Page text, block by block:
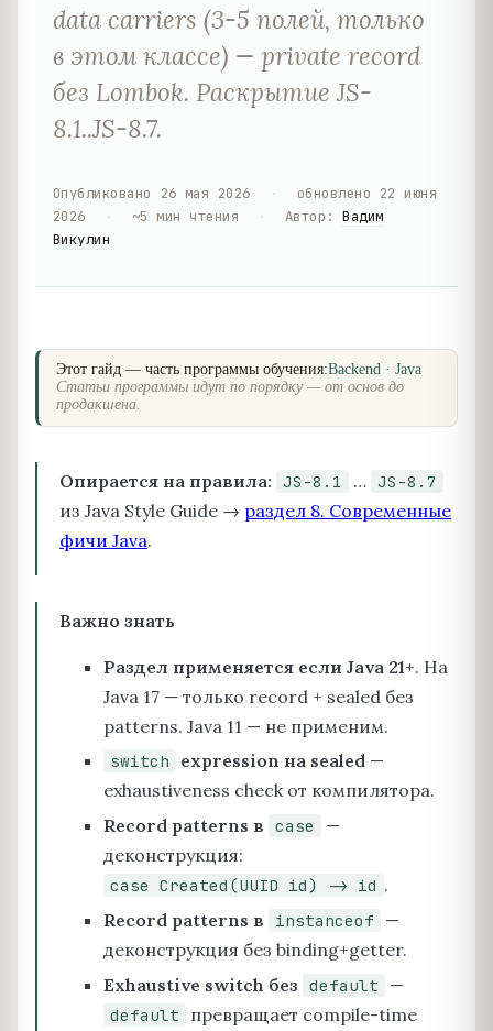
data carriers (3-5 полей, только
в этом классе) — private record
без Lombok. Раскрытие JS-
8.1..JS-8.7.
Опубликовано 26 мая 2026 обновлено 22 июня
2026
~5 мин чтения Автор :Вадим
Викулин
Этот гайд — часть программы обучения:Backend · Java
Статьи программы идут по порядку — от основ до
продакшена.
Опирается на правила: JS-8.1 … JS-8.7
из Java Style Guide → раздел 8. Современные
фичи Java.
Важно знать
Раздел применяется если Java 21+. На
Java 17 — только record + sealed без
patterns. Java 11 — не применим.
switch expression на sealed —
exhaustiveness check от компилятора.
Record patterns в case
—
деконструкция:
case Created(UUID id) -> id .
Record patterns в
instanceof
—
деконструкция без binding+getter.
Exhaustive switch без default —
default
превращает compile-time